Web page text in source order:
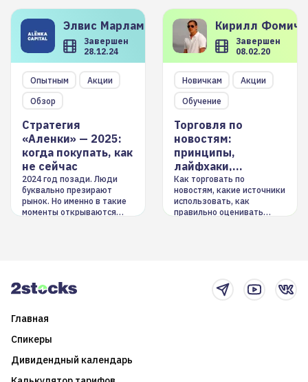
Элвис Марламов
Завершен
28.12.24
Опытным
Акции
Обзор
Стратегия
«Аленки» — 2025:
когда покупать, как
не сейчас
2024 год позади. Люди
буквально презирают
рынок. Но именно в такие
моменты открываются
Кирилл
Завершен
08.02.20
Новичкам
Акции
Обучение
Торговля по
новостям:
принципы,
лайфхаки,
инструменты
Как торговать по
новостям, какие источники
использовать, как
правильно оценивать
Главная
Спикеры
Дивидендный календарь